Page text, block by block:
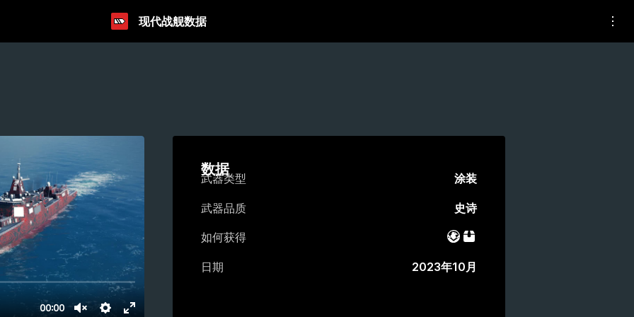
现代战舰数据
数据
武器类型 涂装
武器品质 史诗
如何获得 战斗通行证
礼包
日期
2023年10月